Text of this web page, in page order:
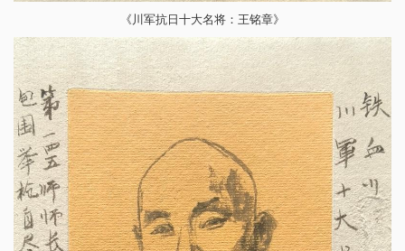
《川军抗日十大名将：王铭章》